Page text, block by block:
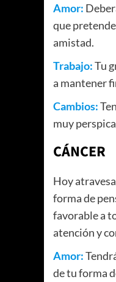
Amor:
que
amistad.
Trabajo:Tu
a mantener
Cambios:
muy
CÁNCER
Hoy
forma de
favorable a
atención y
Amor:
de tu forma